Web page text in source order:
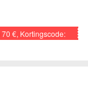
70 €, Kortingscode: